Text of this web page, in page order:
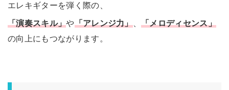
エレキギターを弾く際の、
「演奏スキル」や「アレンジ力」、「メロディセンス」
の向上にもつながります。